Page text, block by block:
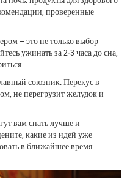
проверенные
– это не только выбор
ужинать за 2‑3 часа до сна,
союзник. Перекус в
не перегрузит желудок и
вам спать лучше и
какие из идей уже
в ближайшее время.